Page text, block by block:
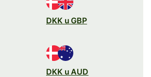
DKK u GBP
DKK u AUD